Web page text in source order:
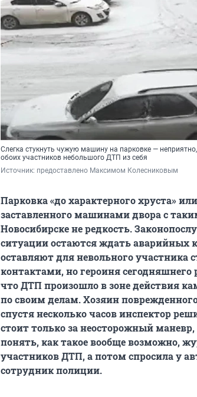
Слегка стукнуть чужую машину на парковке —
обоих участников небольшого ДТП из себя
Источник: предоставлено Максимом Колесниковым
Парковка «до характерного хруста»
заставленного машинами двора с
Новосибирске не редкость.
ситуации остаются ждать аварийных
оставляют для невольного участника
контактами, но героиня сегодняшнего
что ДТП произошло в зоне действия
по своим делам. Хозяин
спустя несколько часов инспектор
стоит только за неосторожный
понять, как такое вообще возможно,
участников ДТП, а потом спросила у
сотрудник полиции.